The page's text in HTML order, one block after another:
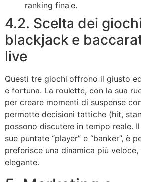
ranking finale.
4.2. Scelta dei
blackjack e
live
Questi tre giochi offrono il giusto
e fortuna. La roulette, con la sua
per creare momenti di suspense
permette decisioni tattiche (hit,
possono discutere in tempo reale.
sue puntate “player” e “banker”, è
preferisce una dinamica più veloce,
elegante.